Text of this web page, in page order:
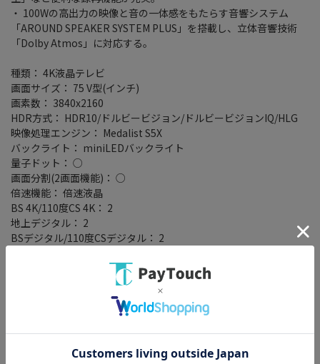
・ 100Wの高出力の映像と音の一体感をもたらす音響システム
「AROUND SPEAKER SYSTEM PLUS」を搭載し、立体音響技術
「Dolby Atmos」に対応する。
種類： 4K液晶テレビ
画面サイズ： 75 V型(インチ)
画素数： 3840x2160
HDR方式： HDR10/ドルビービジョン/ドルビービジョンIQ/HLG
映像処理エンジン： Medalist S5X
バックライト： miniLEDバックライト
量子ドット： ○
画面分割(2画面機能)： ○
倍速機能： 倍速液晶
BS 4K/110度CS 4K： 2
地上デジタル： 2
BSデジタル/110度CSデジタル： 2
Amazonプライム・ビデオ： ○